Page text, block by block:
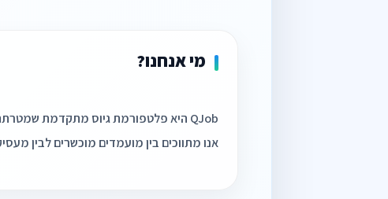
מי אנחנו?
אנו מתווכים בין מועמדים מוכשרים לבין